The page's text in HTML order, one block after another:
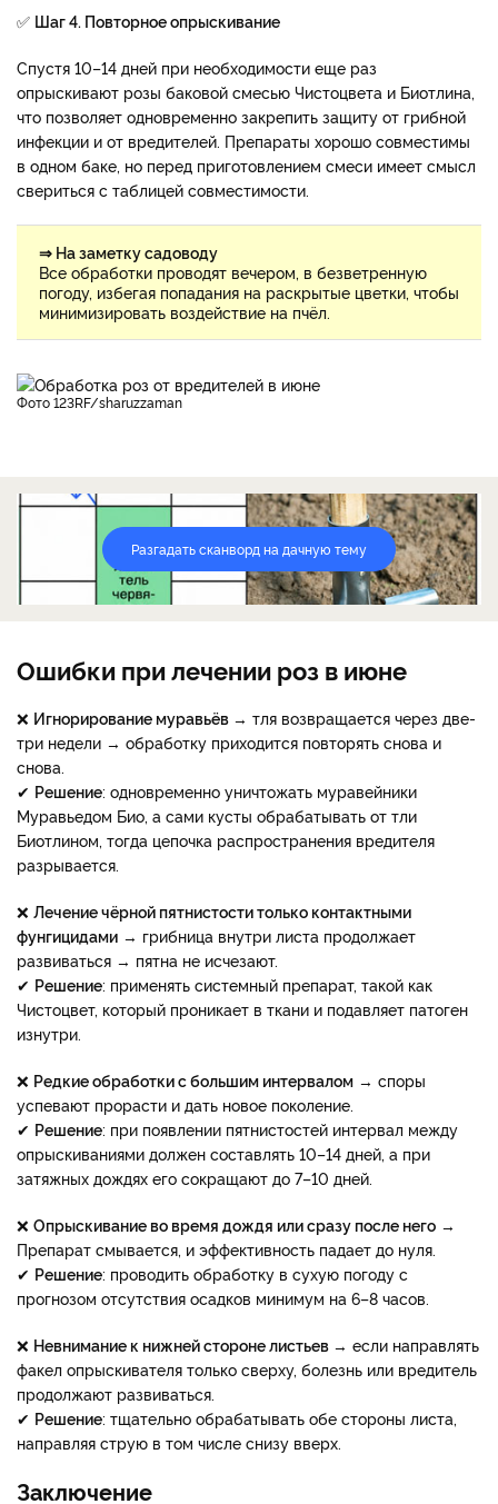
✅ Шаг 4. Повторное опрыскивание
Спустя 10–14 дней при необходимости еще раз
опрыскивают розы баковой смесью Чистоцвета и Биотлина,
что позволяет одновременно закрепить защиту от грибной
инфекции и от вредителей. Препараты хорошо совместимы
в одном баке, но перед приготовлением смеси имеет смысл
свериться с таблицей совместимости.
⇒ На заметку садоводу
Все обработки проводят вечером, в безветренную
погоду, избегая попадания на раскрытые цветки, чтобы
минимизировать воздействие на пчёл.
фото 123RF/sharuzzaman
Разгадать сканворд на дачную тему
Ошибки при лечении роз в июне
❌ Игнорирование муравьёв → тля возвращается через две-
три недели → обработку приходится повторять снова и
снова.
✔ Решение: одновременно уничтожать муравейники
Муравьедом Био, а сами кусты обрабатывать от тли
Биотлином, тогда цепочка распространения вредителя
разрывается.
❌ Лечение чёрной пятнистости только контактными
фунгицидами → грибница внутри листа продолжает
развиваться → пятна не исчезают.
✔ Решение: применять системный препарат, такой как
Чистоцвет, который проникает в ткани и подавляет патоген
изнутри.
❌ Редкие обработки с большим интервалом → споры
успевают прорасти и дать новое поколение.
✔ Решение: при появлении пятнистостей интервал между
опрыскиваниями должен составлять 10–14 дней, а при
затяжных дождях его сокращают до 7–10 дней.
❌ Опрыскивание во время дождя или сразу после него →
Препарат смывается, и эффективность падает до нуля.
✔ Решение: проводить обработку в сухую погоду с
прогнозом отсутствия осадков минимум на 6–8 часов.
❌ Невнимание к нижней стороне листьев → если направлять
факел опрыскивателя только сверху, болезнь или вредитель
продолжают развиваться.
✔​​​​​​​ Решение: тщательно обрабатывать обе стороны листа,
направляя струю в том числе снизу вверх.
Заключение